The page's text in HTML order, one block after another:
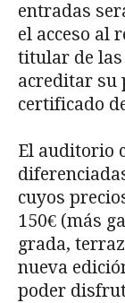
entradas
el acceso al
titular de las
acreditar su
certificado
El auditorio
cuyos
150€ (más
grada,
nueva
poder